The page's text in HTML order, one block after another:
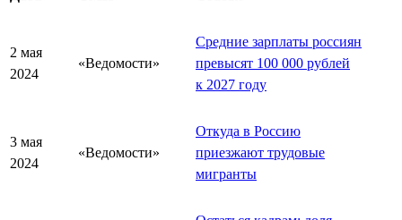
2 мая
2024
«Ведомости»
Средние зарплаты россиян
превысят 100 000 рублей
к 2027 году
3 мая
2024
«Ведомости»
Откуда в Россию
приезжают трудовые
мигранты